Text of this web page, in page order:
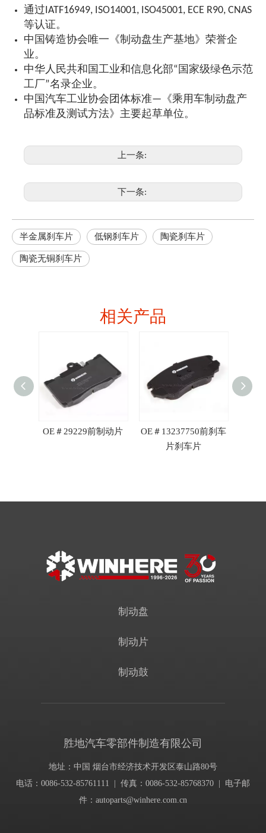
通过IATF16949, ISO14001, ISO45001, ECE R90, CNAS
等认证。
中国铸造协会唯一《制动盘生产基地》荣誉企
业。
中华人民共和国工业和信息化部“国家级绿色示范
工厂”名录企业。
中国汽车工业协会团体标准—《乘用车制动盘产
品标准及测试方法》主要起草单位。
上一条:
下一条:
半金属刹车片 低钢刹车片 陶瓷刹车片
陶瓷无铜刹车片
相关产品
OE＃29229前制动片
OE＃13237750前刹车
片刹车片
制动盘
制动片
制动鼓
胜地汽车零部件制造有限公司
地址：中国 烟台市经济技术开发区泰山路80号
电话：0086-532-85761111 | 传真：0086-532-85768370 | 电子邮
件： autoparts@winhere.com.cn